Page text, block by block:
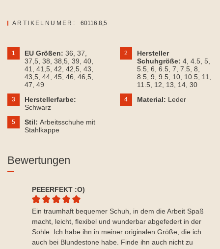
ARTIKELNUMER: 60116.8,5
1 EU Größen: 36 , 37
37,5 , 38 , 38,5 , 39 , 40
41
, 41,5 , 42 , 42,5 , 43
43,5 , 44 , 45 , 46 , 46,5
47 , 49
2
Hersteller
Schuhgröße: 4 , 4.5 , 5
5.5 , 6 , 6.5 , 7 , 7.5 , 8
8.5 , 9 , 9.5 , 10 , 10.5 , 11
11.5 , 12 , 13 , 14 , 30
3
Herstellerfarbe:
Schwarz
4 Material: Leder
5 Stil: Arbeitsschuhe mit
Stahlkappe
Bewertungen
PEEERFEKT :O)
Durchschnittliche Bewertung von 5 von 5 Sternen
Ein traumhaft bequemer Schuh, in dem die Arbeit Spaß
macht, leicht, flexibel und wunderbar abgefedert in der
Sohle. Ich habe ihn in meiner originalen Größe, die ich
auch bei Blundestone habe. Finde ihn auch nicht zu